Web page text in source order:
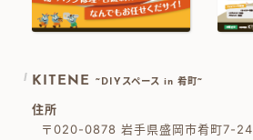
KITENE ~DIYスペース in 肴町~
住所
〒020-0878 岩手県盛岡市肴町7-24